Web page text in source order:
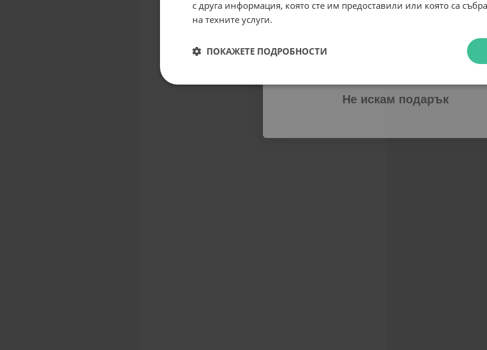
с друга информация, която сте им предоставили или която са
на техните услуги.
ПОКАЖЕТЕ ПОДРОБНОСТИ
Email
Не искам подарък